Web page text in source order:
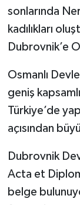
sonlarında
kadılıkları
Dubrovnik’e
Osmanlı
geniş
Türkiye’de
açısından
Dubrovnik
Acta et
belge